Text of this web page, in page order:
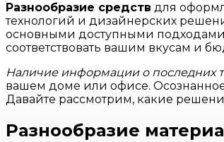
Разнообразие средств для
технологий и дизайнерских
основными доступными подходами
соответствовать вашим вкусам и
Наличие информации о последних
вашем доме или офисе.
Давайте рассмотрим, какие
Разнообразие